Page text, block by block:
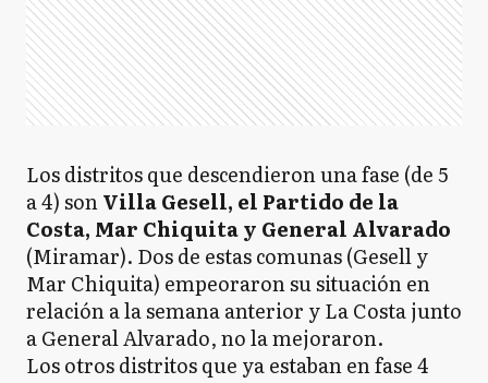
Los distritos que descendieron una fase (de 5
a 4) sonVilla Gesell, el Partido de la
Costa, Mar Chiquita y General Alvarado
(Miramar). Dos de estas comunas (Gesell y
Mar Chiquita) empeoraron su situación en
relación a la semana anterior y La Costa junto
a General Alvarado, no la mejoraron.
Los otros distritos que ya estaban en fase 4